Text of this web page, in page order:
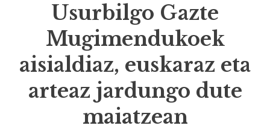
Usurbilgo Gazte
Mugimendukoek
aisialdiaz, euskaraz eta
arteaz jardungo dute
maiatzean